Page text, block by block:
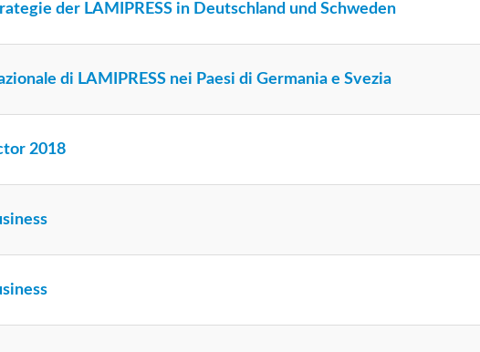
der LAMIPRESS in Deutschland und Schweden
di LAMIPRESS nei Paesi di Germania e Svezia
2018